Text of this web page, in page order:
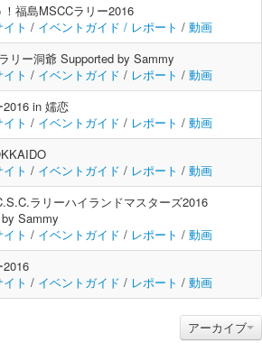
は
福島MSCCラリー2016
ト / イベントガイド / レポート / 動画
リー洞爺 Supported by Sammy
ト / イベントガイド / レポート / 動画
in 嬬恋
ト / イベントガイド / レポート / 動画
ト / イベントガイド / レポート / 動画
ラリーハイランドマスターズ2016
Sammy
ト / イベントガイド / レポート / 動画
2016
ト / イベントガイド / レポート / 動画
アーカイブ